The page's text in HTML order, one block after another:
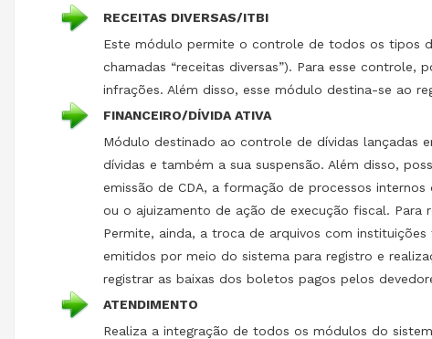
RECEITAS DIVERSAS/ITBI
Este módulo permite o controle de todos os tipos
chamadas “receitas diversas”). Para esse
infrações. Além disso, esse módulo destina-se ao
FINANCEIRO/DÍVIDA ATIVA
Módulo destinado ao controle de dívidas lançadas
dívidas e também a sua suspensão. Além disso,
emissão de CDA, a formação de processos
ou o ajuizamento de ação de execução fiscal. Para
Permite, ainda, a troca de arquivos com
emitidos por meio do sistema para registro e
registrar as baixas dos boletos pagos pelos
ATENDIMENTO
Realiza a integração de todos os módulos do